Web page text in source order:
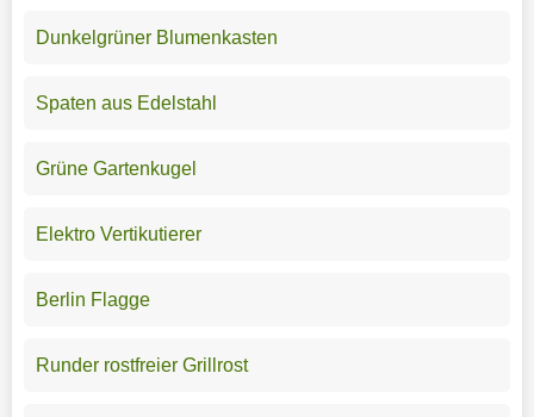
Dunkelgrüner Blumenkasten
Spaten aus Edelstahl
Grüne Gartenkugel
Elektro Vertikutierer
Berlin Flagge
Runder rostfreier Grillrost